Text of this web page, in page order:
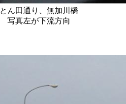
とん田通り、無加川橋
写真左が下流方向